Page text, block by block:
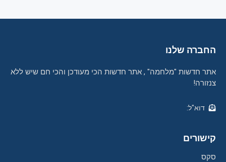
החברה שלנו
אתר חדשות "מלחמה" , אתר חדשות הכי מעודכן והכי חם שיש ללא
צנזורה!
דוא"ל:
קישורים
סקס